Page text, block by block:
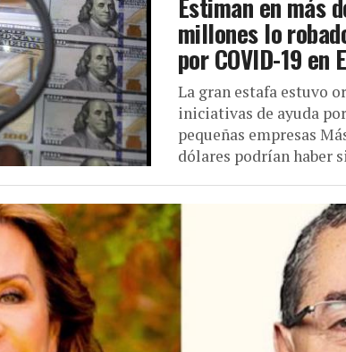
millones lo
por COVID-19 en
La gran estafa estuvo
iniciativas de ayuda
pequeñas empresas
dólares podrían haber